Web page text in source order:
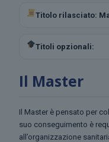
Titolo rilasciato:
Titoli opzionali:
Il Master
Il Master è pensato per
suo conseguimento è
all’organizzazione